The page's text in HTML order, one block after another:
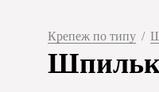
Крепеж по типу /